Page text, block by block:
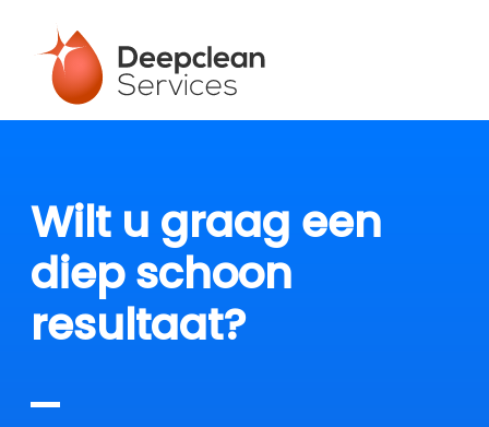
Wilt u graag een
diep schoon
resultaat?